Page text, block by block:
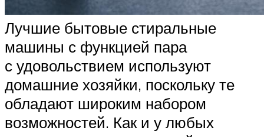
Лучшие бытовые стиральные
машины с функцией пара
с удовольствием используют
домашние хозяйки, поскольку те
обладают широким набором
возможностей. Как и у любых